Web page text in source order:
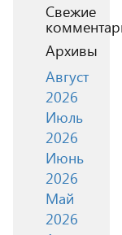
Свежие
Архивы
Август
2026
Июль
2026
Июнь
2026
Май
2026